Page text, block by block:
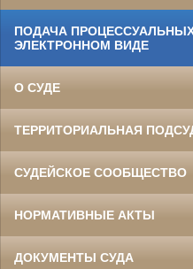
ПОДАЧА
ЭЛЕКТРОННОМ ВИДЕ
О СУДЕ
ТЕРРИТОРИАЛЬНАЯ
СУДЕЙСКОЕ СООБЩЕСТВО
НОРМАТИВНЫЕ АКТЫ
ДОКУМЕНТЫ СУДА